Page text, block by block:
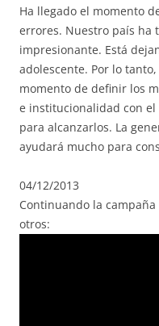
Ha llegado el momento
errores. Nuestro país ha
impresionante. Está
adolescente. Por lo
momento de definir los
e institucionalidad con
para alcanzarlos. La
ayudará mucho para
04/12/2013
Continuando la
otros: